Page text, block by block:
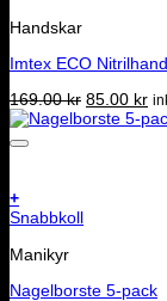
Handskar
Imtex ECO
169.00kr Det
85.00 kr
+
Snabbkoll
Manikyr
Nagelborste 5-pack